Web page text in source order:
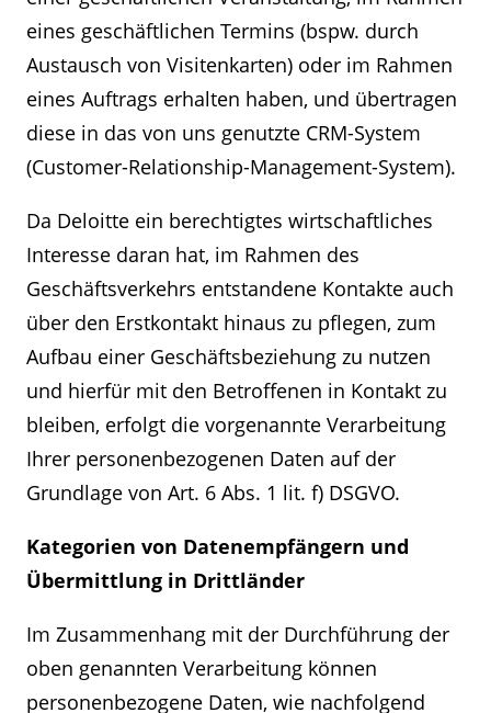
eines geschäftlichen Termins (bspw. durch
Austausch von Visitenkarten) oder im Rahmen
eines Auftrags erhalten haben, und übertragen
diese in das von uns genutzte CRM-System
(Customer-Relationship-Management-System).
Da Deloitte ein berechtigtes wirtschaftliches
Interesse daran hat, im Rahmen des
Geschäftsverkehrs entstandene Kontakte auch
über den Erstkontakt hinaus zu pflegen, zum
Aufbau einer Geschäftsbeziehung zu nutzen
und hierfür mit den Betroffenen in Kontakt zu
bleiben, erfolgt die vorgenannte Verarbeitung
Ihrer personenbezogenen Daten auf der
Grundlage von Art. 6 Abs. 1 lit. f) DSGVO.
Kategorien von Datenempfängern und
Übermittlung in Drittländer
Im Zusammenhang mit der Durchführung der
oben genannten Verarbeitung können
personenbezogene Daten, wie nachfolgend